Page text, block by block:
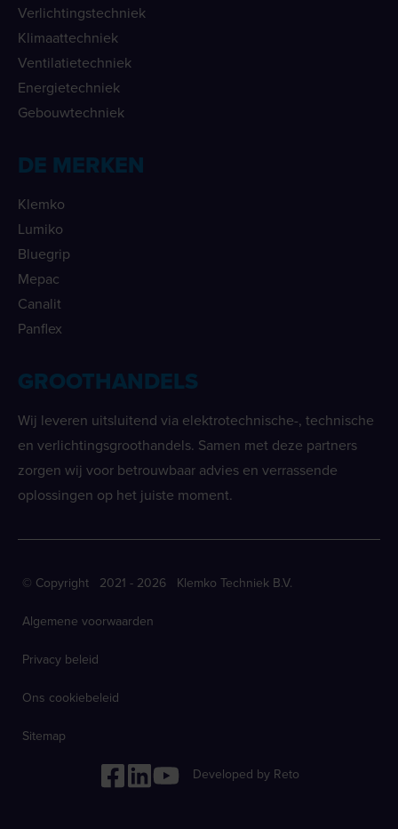
Verlichtingstechniek
Klimaattechniek
Ventilatietechniek
Energietechniek
Gebouwtechniek
DE MERKEN
Klemko
Lumiko
Bluegrip
Mepac
Canalit
Panflex
GROOTHANDELS
Wij leveren uitsluitend via elektrotechnische-, technische
en verlichtingsgroothandels. Samen met deze partners
zorgen wij voor betrouwbaar advies en verrassende
oplossingen op het juiste moment.
© Copyright 2021 - 2026 Klemko Techniek B.V.
Algemene voorwaarden
Privacy beleid
Ons cookiebeleid
Sitemap
Developed by Reto